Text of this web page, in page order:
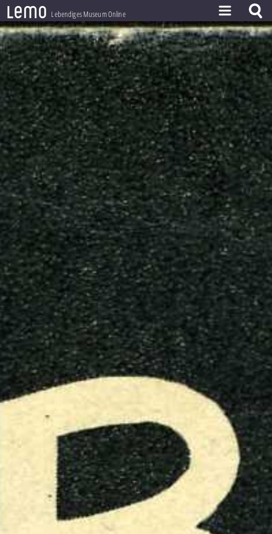
lemo Lebendiges Museum Online
ZEITSTRAHL
THEMEN
ZEITZEUGEN
BESTAND
LERNEN
PROJEKT